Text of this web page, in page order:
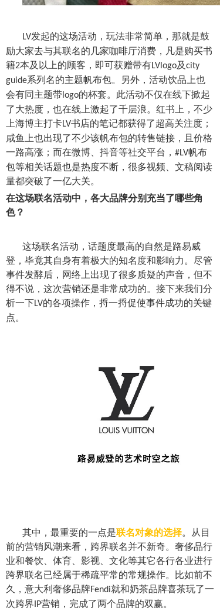
LV发起的这场活动，玩法非常简单，那就是鼓
励大家去与其联名的几家咖啡厅消费，凡是购买书
籍2本及以上的顾客，即可获赠带有LVlogo及city
guide系列名的主题帆布包。另外，活动饮品上也
会有同主题带 logo的杯套。此活动不仅在线下掀起
了大热度，也在线上激起了千层浪。红书上，不少
上海博主打卡LV书店的笔记都获得了超高关注度；
咸鱼上也出现了不少该帆布包的转售链接，且价格
一路高涨；而在微博、抖音等社交平台， #LV帆布
包等相关话题也是热度不断，很多视频、文稿阅读
量都突破了一亿大关。
在这场联名活动中，各大品牌分别充当了哪些角
色？
这场联名活动，话题度最高的自然是路易威
登，毕竟其自身有着极大的知名度和影响力。尽管
事件发酵后，网络上出现了很多质疑的声音，但不
得不说，这次营销还是非常成功的。接下来我们分
析一下LV的各项操作，捋一捋促使事件成功的关键
点。
其中，最重要的一点是联名对象的选择。从目
前的营销风潮来看，跨界联名并不新奇。奢侈品行
业和餐饮、体育、影视、文化等其它各行各业进行
跨界联名已经属于稀疏平常的常规操作。比如前不
久，意大利奢侈品牌Fendi就和奶茶品牌喜茶玩了一
次跨界 IP营销，完成了两个品牌的双赢。